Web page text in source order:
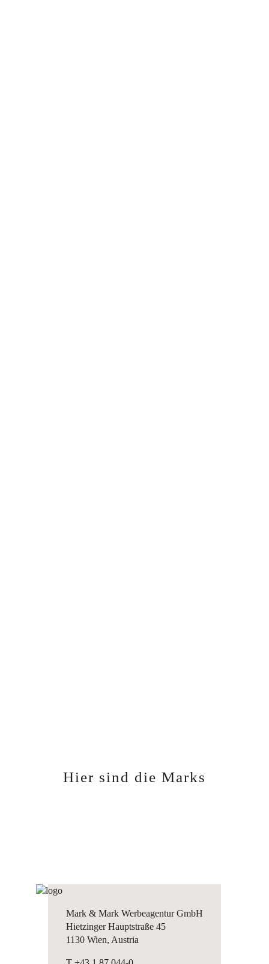
Hier sind die Marks
Mark & Mark Werbeagentur GmbH
Hietzinger Hauptstraße 45
1130 Wien, Austria